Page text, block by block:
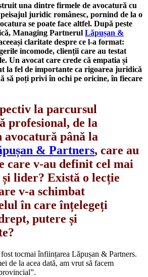
una dintre firmele de avocatură cu
juridic românesc, pornind de la o
se poate face altfel. După peste
Managing Partnerul Lăpușan &
claritate despre ce l-a format:
incomode, clienții care au testat
Un avocat care crede că empatia și
la fel de importante ca rigoarea juridică
să poți privi în ochi pe oricine, în fiecare
la parcursul
profesional, de la
până la
& Partners, care au
care v-au definit cel mai
lider? Există o lecție
v-a schimbat
în care înțelegeți
putere și
tocmai înființarea Lăpușan & Partners.
de la acea dată, am vrut să facem